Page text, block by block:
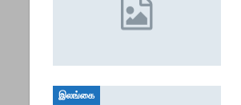
இலங்கை